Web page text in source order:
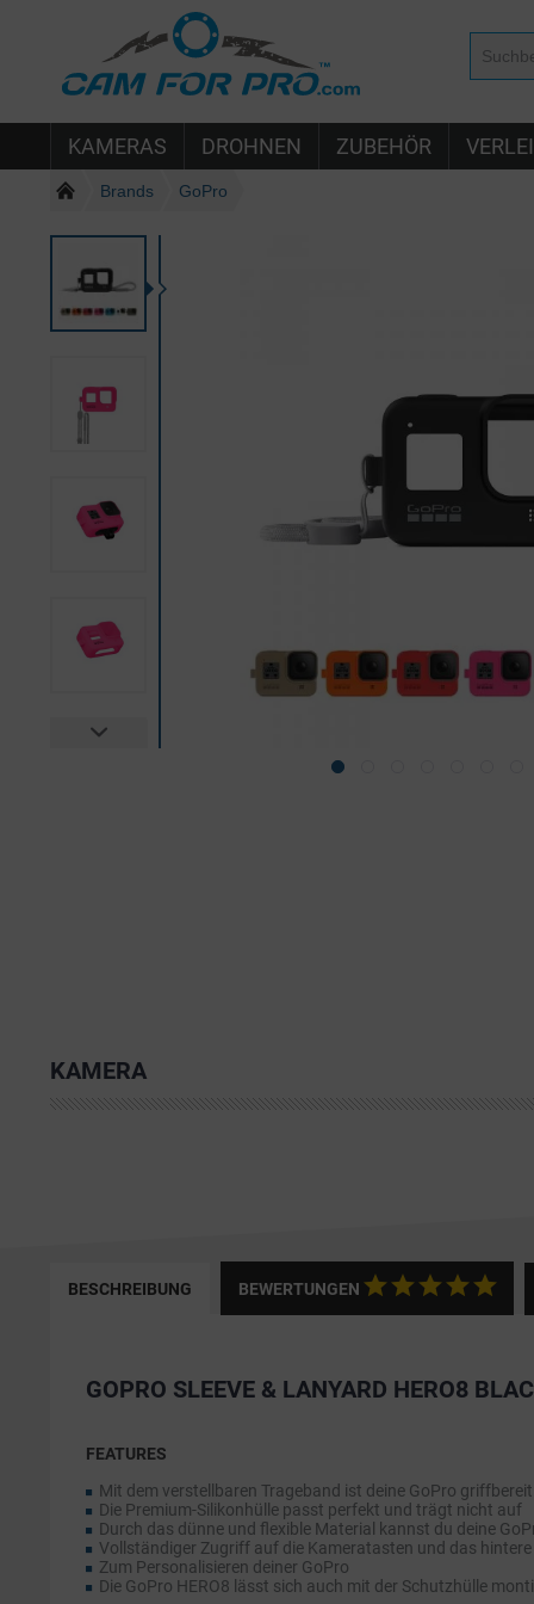
KAMERAS DROHNEN ZUBEHÖR
Brands GoPro
KAMERA
BESCHREIBUNG BEWERTUNGEN
GOPRO SLEEVE & LANYARD HERO8
FEATURES
Mit dem verstellbaren Trageband ist deine GoPro
Die Premium-Silikonhülle passt perfekt und trägt nicht auf
Durch das dünne und flexible Material kannst du deine
Vollständiger Zugriff auf die Kameratasten und das hintere
Zum Personalisieren deiner GoPro
Die GoPro HERO8 lässt sich auch mit der Schutzhülle